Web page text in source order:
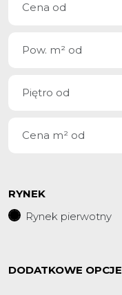
RYNEK
Rynek pierwotny
DODATKOWE OPCJE